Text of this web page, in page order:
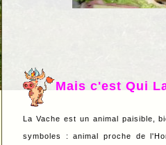
rentrée avec toutes
résolutions qui vont
Mais c'est Qui
La Vache est un animal paisible,
symboles : animal proche de